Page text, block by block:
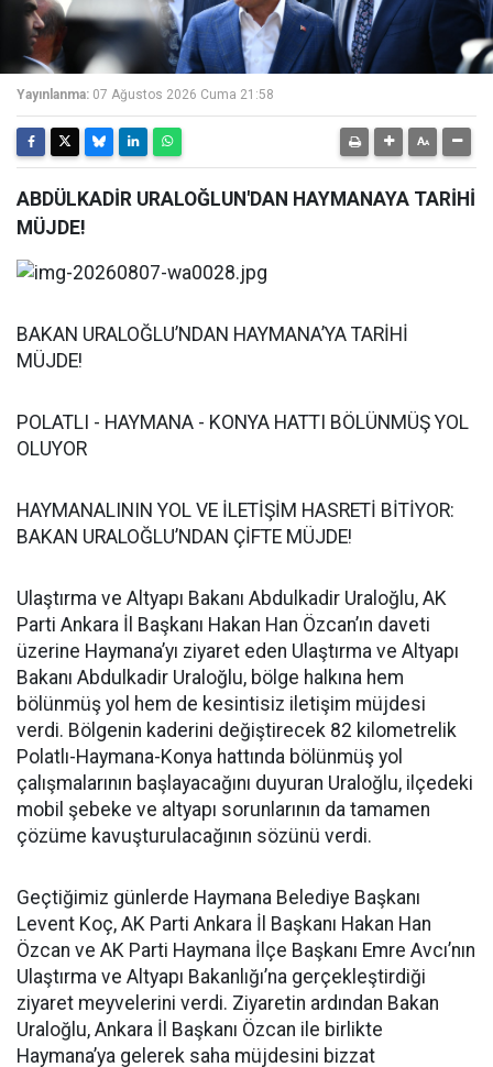
Yayınlanma: 07 Ağustos 2026 Cuma 21:58
ABDÜLKADİR URALOĞLUN'DAN HAYMANAYA TARİHİ
MÜJDE!
BAKAN URALOĞLU’NDAN HAYMANA’YA TARİHİ
MÜJDE!
POLATLI - HAYMANA - KONYA HATTI BÖLÜNMÜŞ YOL
OLUYOR
HAYMANALININ YOL VE İLETİŞİM HASRETİ BİTİYOR:
BAKAN URALOĞLU’NDAN ÇİFTE MÜJDE!
Ulaştırma ve Altyapı Bakanı Abdulkadir Uraloğlu, AK
Parti Ankara İl Başkanı Hakan Han Özcan’ın daveti
üzerine Haymana’yı ziyaret eden Ulaştırma ve Altyapı
Bakanı Abdulkadir Uraloğlu, bölge halkına hem
bölünmüş yol hem de kesintisiz iletişim müjdesi
verdi. Bölgenin kaderini değiştirecek 82 kilometrelik
Polatlı-Haymana-Konya hattında bölünmüş yol
çalışmalarının başlayacağını duyuran Uraloğlu, ilçedeki
mobil şebeke ve altyapı sorunlarının da tamamen
çözüme kavuşturulacağının sözünü verdi.
Geçtiğimiz günlerde Haymana Belediye Başkanı
Levent Koç, AK Parti Ankara İl Başkanı Hakan Han
Özcan ve AK Parti Haymana İlçe Başkanı Emre Avcı’nın
Ulaştırma ve Altyapı Bakanlığı’na gerçekleştirdiği
ziyaret meyvelerini verdi. Ziyaretin ardından Bakan
Uraloğlu, Ankara İl Başkanı Özcan ile birlikte
Haymana’ya gelerek saha müjdesini bizzat